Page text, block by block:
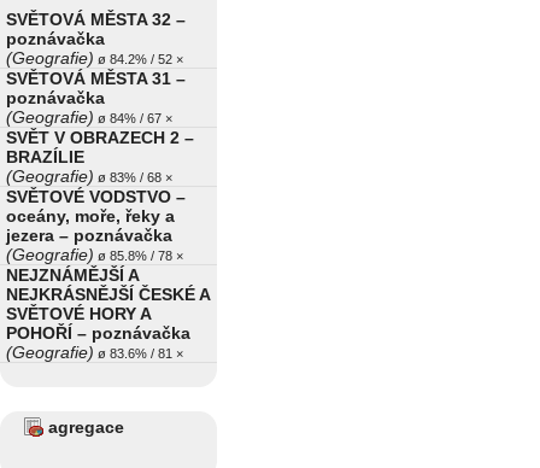
SVĚTOVÁ MĚSTA 32 –
poznávačka
(Geografie) ø 84.2% / 52 ×
SVĚTOVÁ MĚSTA 31 –
poznávačka
(Geografie) ø 84% / 67 ×
SVĚT V OBRAZECH 2 –
BRAZÍLIE
(Geografie) ø 83% / 68 ×
SVĚTOVÉ VODSTVO –
oceány, moře, řeky a
jezera – poznávačka
(Geografie) ø 85.8% / 78 ×
NEJZNÁMĚJŠÍ A
NEJKRÁSNĚJŠÍ ČESKÉ A
SVĚTOVÉ HORY A
POHOŘÍ – poznávačka
(Geografie) ø 83.6% / 81 ×
agregace